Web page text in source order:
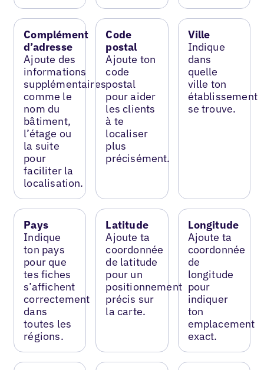
Complément
d’adresse
Ajoute des
informations
supplémentaires
comme le
nom du
bâtiment,
l’étage ou
la suite
pour
faciliter la
localisation.
Code
postal
Ajoute ton
code
postal
pour aider
les clients
à te
localiser
plus
précisément.
Ville
Indique
dans
quelle
ville ton
établissement
se trouve.
Pays
Indique
ton pays
pour que
tes fiches
s’affichent
correctement
dans
toutes les
régions.
Latitude
Ajoute ta
coordonnée
de latitude
pour un
positionnement
précis sur
la carte.
Longitude
Ajoute ta
coordonnée
de
longitude
pour
indiquer
ton
emplacement
exact.